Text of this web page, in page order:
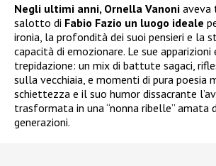
Negli ultimi anni, Ornella Vanoni aveva
salotto di Fabio Fazio un luogo ideale
ironia, la profondità dei suoi pensieri e la
capacità di emozionare. Le sue
trepidazione: un mix di battute sagaci,
sulla vecchiaia, e momenti di pura poesia
schiettezza e il suo humor dissacrante
trasformata in una “nonna ribelle”
generazioni.